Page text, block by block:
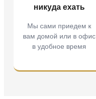
никуда ехать
Мы сами приедем к
вам домой или в офис
в удобное время